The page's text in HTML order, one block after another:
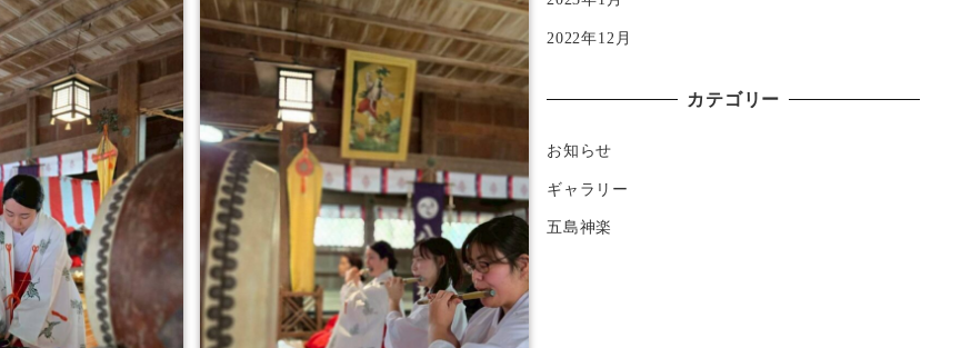
2022年12月
カテゴリー
お知らせ
ギャラリー
五島神楽